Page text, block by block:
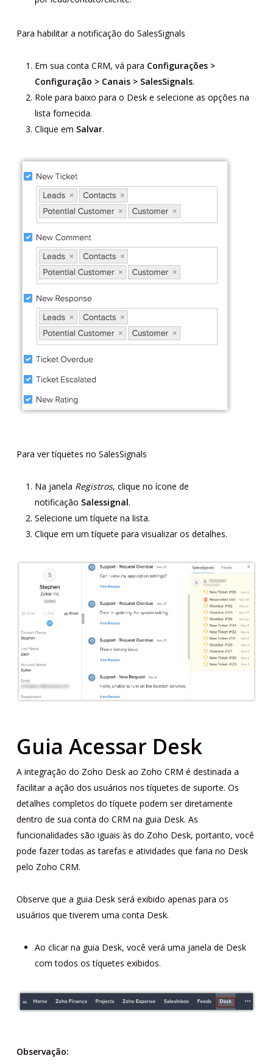
Para habilitar a notificação do SalesSignals
Em sua conta CRM, vá para Configurações >
Configuração > Canais > SalesSignals.
Role para baixo para o Desk e selecione as opções na
lista fornecida.
Clique em Salvar.
Para ver tíquetes no SalesSignals
Na janela Registros, clique no ícone de
notificação Salessignal.
Selecione um tíquete na lista.
Clique em um tíquete para visualizar os detalhes.
Guia Acessar Desk
A integração do Zoho Desk ao Zoho CRM é destinada a
facilitar a ação dos usuários nos tíquetes de suporte. Os
detalhes completos do tíquete podem ser diretamente
dentro de sua conta do CRM na guia Desk. As
funcionalidades são iguais às do Zoho Desk, portanto, você
pode fazer todas as tarefas e atividades que faria no Desk
pelo Zoho CRM.
Observe que a guia Desk será exibido apenas para os
usuários que tiverem uma conta Desk.
Ao clicar na guia Desk, você verá uma janela de Desk
com todos os tíquetes exibidos.
Observação: